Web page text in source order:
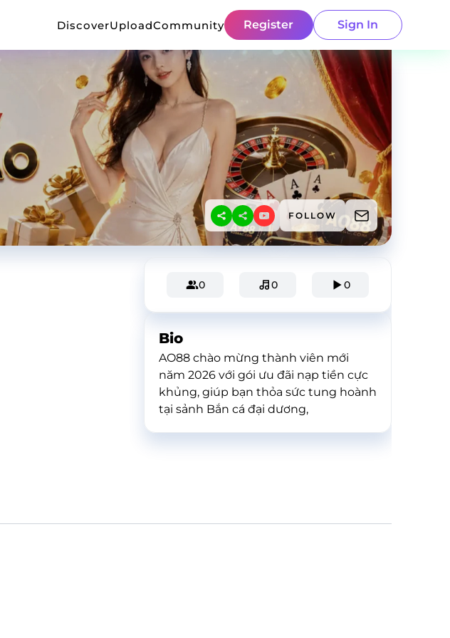
DiscoverUploadCommunity Register Sign In
FOLLOW
0 0 0
Bio
AO88 chào mừng thành viên mới
năm 2026 với gói ưu đãi nạp tiền cực
khủng, giúp bạn thỏa sức tung hoành
tại sảnh Bắn cá đại dương,